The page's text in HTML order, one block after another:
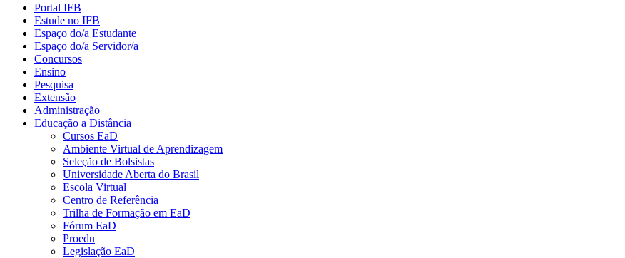
Portal IFB
Estude no IFB
Espaço do/a Estudante
Espaço do/a Servidor/a
Concursos
Ensino
Pesquisa
Extensão
Administração
Educação a Distância
Cursos EaD
Ambiente Virtual de Aprendizagem
Seleção de Bolsistas
Universidade Aberta do Brasil
Escola Virtual
Centro de Referência
Trilha de Formação em EaD
Fórum EaD
Proedu
Legislação EaD